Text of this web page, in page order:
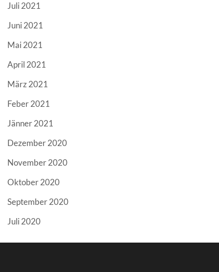
Juli 2021
Juni 2021
Mai 2021
April 2021
März 2021
Feber 2021
Jänner 2021
Dezember 2020
November 2020
Oktober 2020
September 2020
Juli 2020